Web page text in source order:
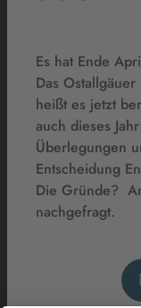
Es hat Ende
Das
heißt es jetzt
auch dieses
Überlegungen
Entscheidung
Die Gründe?
nachgefragt.